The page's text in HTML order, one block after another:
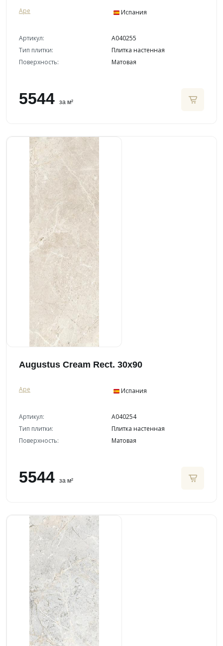
Ape Испания
Артикул:
A040255
Тип плитки:
Плитка настенная
Поверхность:
Матовая
5544 за м²
Augustus Cream Rect. 30x90
Ape Испания
Артикул:
A040254
Тип плитки:
Плитка настенная
Поверхность:
Матовая
5544 за м²